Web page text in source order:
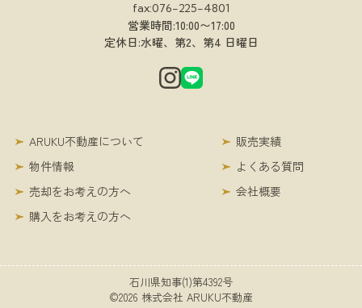
fax:076-225-4801
営業時間:10:00〜17:00
定休日:水曜、第2、第4 日曜日
ARUKU不動産について
販売実績
物件情報
よくある質問
売却をお考えの方へ
会社概要
購入をお考えの方へ
石川県知事(1)第4392号
©2026 株式会社 ARUKU不動産